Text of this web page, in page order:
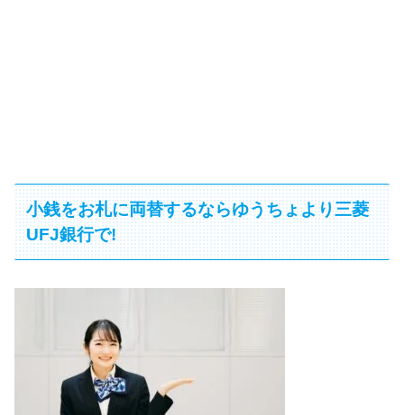
小銭をお札に両替するならゆうちょより三菱
UFJ銀行で!